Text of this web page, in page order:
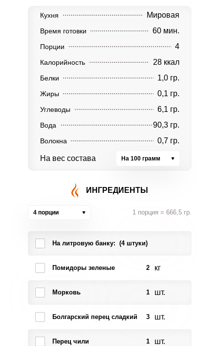
Кухня Мировая
Время готовки 60 мин.
Порции 4
Калорийность 28 ккал
Белки 1,0 гр.
Жиры 0,1 гр.
Углеводы 6,1 гр.
Вода 90,3 гр.
Волокна 0,7 гр.
На вес состава На 100 грамм
ИНГРЕДИЕНТЫ
4 порции 1 порция = 666,5 гр.
На литровую банку: (4 штуки)
Помидоры зеленые 2 кг
Морковь 1 шт.
Болгарский перец сладкий 3 шт.
Перец чили 1 шт.